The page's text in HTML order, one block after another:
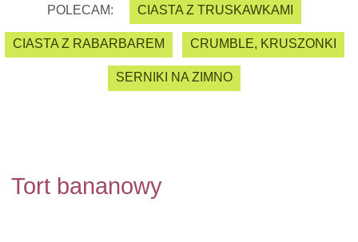
POLECAM: CIASTA Z TRUSKAWKAMI
CIASTA Z RABARBAREM CRUMBLE, KRUSZONKI
SERNIKI NA ZIMNO
Tort bananowy